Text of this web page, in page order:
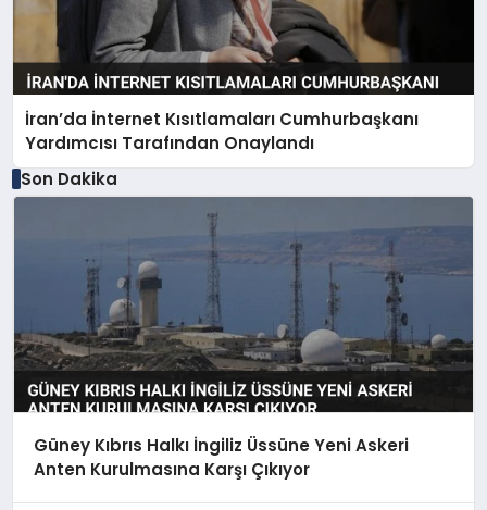
İran’da İnternet Kısıtlamaları Cumhurbaşkanı
Yardımcısı Tarafından Onaylandı
Son Dakika
Güney Kıbrıs Halkı İngiliz Üssüne Yeni Askeri
Anten Kurulmasına Karşı Çıkıyor